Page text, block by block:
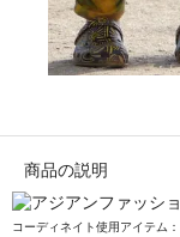
商品の説明
コーディネイト使用アイテム：